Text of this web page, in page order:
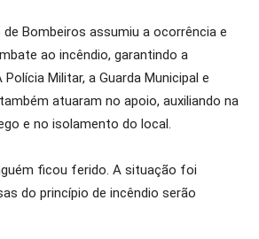
de Bombeiros assumiu a ocorrência e
ao incêndio, garantindo a
Militar, a Guarda Municipal e
atuaram no apoio, auxiliando na
e no isolamento do local.
ficou ferido. A situação foi
do princípio de incêndio serão